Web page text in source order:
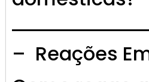
– Reações